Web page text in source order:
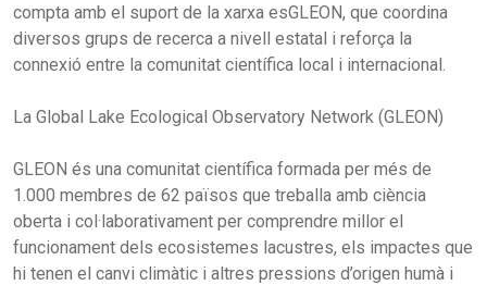
compta amb el suport de la xarxa esGLEON, que coordina
diversos grups de recerca a nivell estatal i reforça la
connexió entre la comunitat científica local i internacional.
La Global Lake Ecological Observatory Network (GLEON)
GLEON és una comunitat científica formada per més de
1.000 membres de 62 països que treballa amb ciència
oberta i col·laborativament per comprendre millor el
funcionament dels ecosistemes lacustres, els impactes que
hi tenen el canvi climàtic i altres pressions d’origen humà i